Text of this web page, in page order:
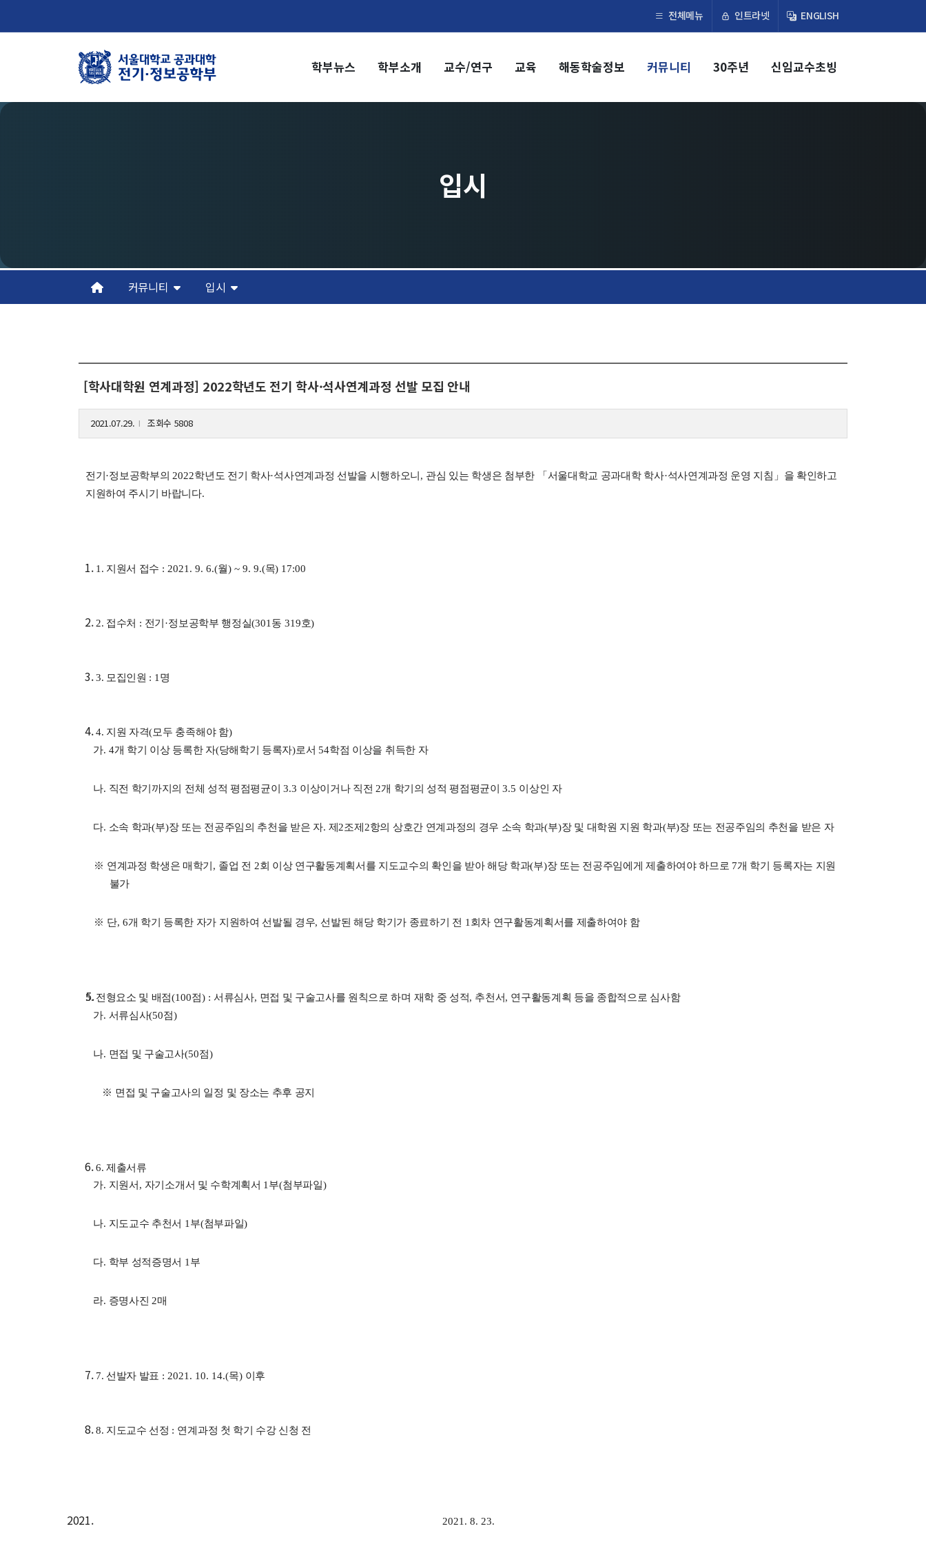
전체메뉴 인트라넷 ENGLISH
학부뉴스 학부소개 교수/연구 교육 해동학술정보 커뮤니티 30주년 신임교수초빙
×
학부뉴스
뉴스
학부소개
학부장 인사말
교수/연구
교수
e-TEC Talks
교육
학부
연합전공 지능형 통신
소개
공지사항
보유도서
입시
학사
장학
행사
30주년 기념 동영상
행사 사진
학부장 감사 인사
초빙안내
입시
커뮤니티 입시
[학사대학원 연계과정] 2022학년도 전기 학사·석사연계과정 선발 모집 안내
2021.07.29. 조회수 5808
전기 ·정보공학부의 2022학년도 전기 학사·석사연계과정 선발을 시행하오니 , 관심 있는 학생은 첨부한 「 서울대학교 공과대학 학사·석사연계과정 운영 지침 」 을 확인하고
지원하여 주시기 바랍니다.
1. 지원서 접수 : 2021. 9. 6.(월) ~ 9. 9.(목) 17:00
2. 접수처 : 전기 ·정보공학부 행정실(301 동 319호)
3. 모집인원 : 1 명
4. 지원 자격(모두 충족해야 함)
가. 4개 학기 이상 등록한 자(당해학기 등록자)로서54학점 이상을 취득한 자
나. 직전 학기까지의 전체 성적 평점평균이3.3 이상이거나 직전 2개 학기의 성적 평점평균이3.5 이상인 자
다. 소속 학과(부)장 또는 전공주임의 추천을 받은 자. 제 2조제 2항의 상호간 연계과정의 경우 소속 학과(부)장 및 대학원 지원 학과(부)장 또는 전공주임의 추천을 받은 자
※ 연계과정 학생은 매학기 , 졸업 전 2회 이상 연구활동계획서를 지도교수의 확인을 받아 해당 학과(부)장 또는 전공주임에게 제출하여야 하므로 7개 학기 등록자는 지원
불가
※ 단, 6개 학기 등록한 자가 지원하여 선발될 경우, 선발된 해당 학기가 종료하기 전 1 회차 연구활동계획서를 제출하여야 함
5. 전형요소 및 배점(100점) : 서류심사, 면접 및 구술고사를 원칙으로 하며 재학 중 성적, 추천서, 연구활동계획 등을 종합적으로 심사함
가. 서류심사(50점)
나. 면접 및 구술고사(50점)
※ 면접 및 구술고사의 일정 및 장소는 추후 공지
6. 제출서류
가. 지원서 , 자기소개서 및 수학계획서 1 부(첨부파일)
나. 지도교수 추천서 1 부(첨부파일)
다. 학부 성적증명서 1 부
라. 증명사진 2매
7. 선발자 발표 : 2021. 10. 14.(목) 이후
8. 지도교수 선정 : 연계과정 첫 학기 수강 신청 전
2021. 8. 23.